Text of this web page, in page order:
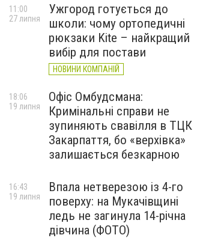
Ужгород готується до
школи: чому ортопедичні
рюкзаки Kite – найкращий
вибір для постави
НОВИНИ КОМПАНІЙ
11:00
27 липня
Офіс Омбудсмана:
Кримінальні справи не
зупиняють свавілля в ТЦК
Закарпаття, бо «верхівка»
залишається безкарною
18:06
19 липня
Впала нетверезою із 4-го
поверху: на Мукачівщині
ледь не загинула 14-річна
дівчина (ФОТО)
16:43
19 липня